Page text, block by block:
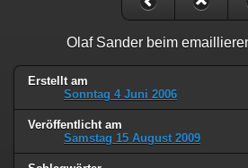
Olaf Sander beim
Erstellt am
Sonntag 4 Juni 2006
Veröffentlicht am
Samstag 15 August 2009